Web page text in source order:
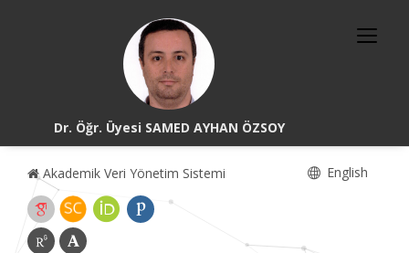
Dr. Öğr. Üyesi SAMED AYHAN ÖZSOY
Akademik Veri Yönetim Sistemi English